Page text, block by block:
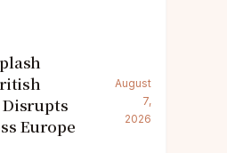
Disrupts
Europe
August
7,
2026